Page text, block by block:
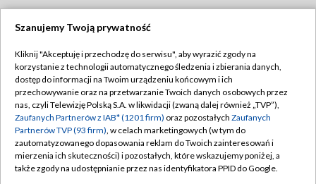
TVP
Abonament TVP
Emisja w TVP
Centrum informacji TVP
Naziemna Telewizja Cyfrowa
Regulamin TVP
Polityka prywatności
Moje zgody
Pomoc
Szanujemy Twoją prywatność
Kliknij "Akceptuję i przechodzę do serwisu", aby wyrazić zgody na
korzystanie z technologii automatycznego śledzenia i zbierania danych,
dostęp do informacji na Twoim urządzeniu końcowym i ich
przechowywanie oraz na przetwarzanie Twoich danych osobowych przez
nas, czyli Telewizję Polską S.A. w likwidacji (zwaną dalej również „TVP”),
Zaufanych Partnerów z IAB* (1201 firm) oraz pozostałych Zaufanych
Partnerów TVP (93 firm), w celach marketingowych (w tym do
zautomatyzowanego dopasowania reklam do Twoich zainteresowań i
mierzenia ich skuteczności) i pozostałych, które wskazujemy poniżej, a
także zgody na udostępnianie przez nas identyfikatora PPID do Google.